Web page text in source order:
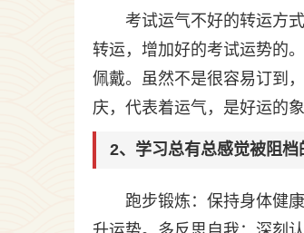
考试运气不好的转运方
转运，增加好的考试运势的
佩戴。虽然不是很容易订到
庆，代表着运气，是好运的
2、学习总有总感觉被阻
跑步锻炼：保持身体健